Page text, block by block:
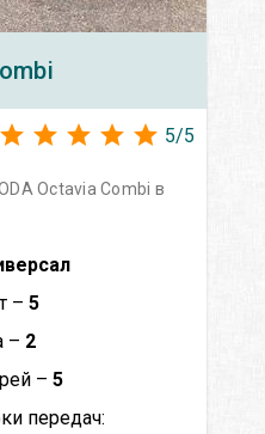
5/5
Octavia Сombi в
– 5
– 2
– 5
передач: